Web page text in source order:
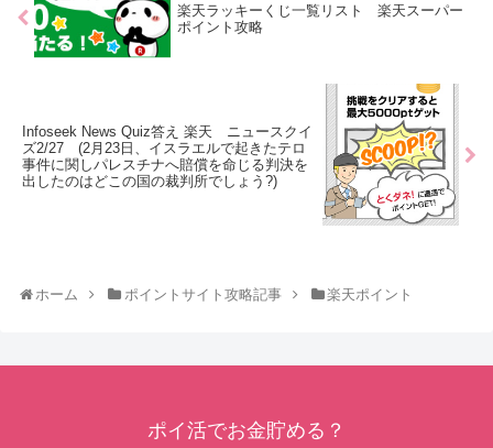
楽天ラッキーくじ一覧リスト 楽天スーパー
ポイント攻略
Infoseek News Quiz答え 楽天 ニュースクイ
ズ2/27 (2月23日、イスラエルで起きたテロ
事件に関しパレスチナへ賠償を命じる判決を
出したのはどこの国の裁判所でしょう?)
ホーム ポイントサイト攻略記事 楽天ポイント
ポイ活でお金貯める？